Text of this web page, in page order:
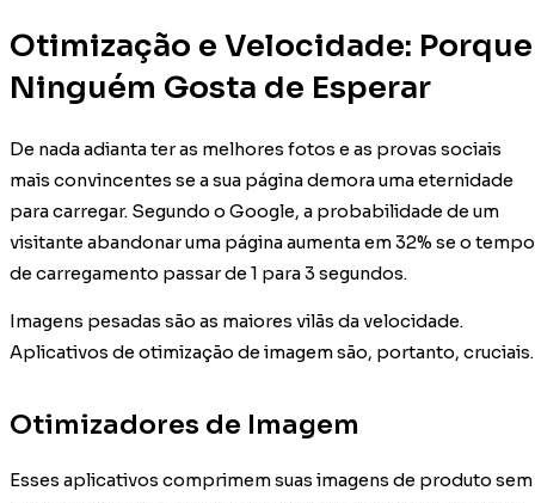
Otimização e Velocidade: Porque
Ninguém Gosta de Esperar
De nada adianta ter as melhores fotos e as provas sociais
mais convincentes se a sua página demora uma eternidade
para carregar. Segundo o Google, a probabilidade de um
visitante abandonar uma página aumenta em 32% se o tempo
de carregamento passar de 1 para 3 segundos.
Imagens pesadas são as maiores vilãs da velocidade.
Aplicativos de otimização de imagem são, portanto, cruciais.
Otimizadores de Imagem
Esses aplicativos comprimem suas imagens de produto sem